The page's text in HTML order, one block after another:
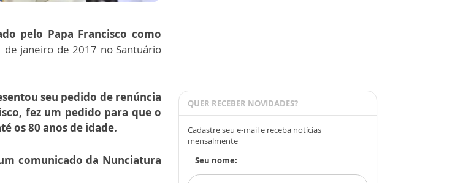
pelo Papa Francisco como
janeiro de 2017 no Santuário
seu pedido de renúncia
fez um pedido para que o
os 80 anos de idade.
comunicado da Nunciatura
QUER RECEBER NOVIDADES?
Cadastre seu e-mail e receba notícias
mensalmente
Seu nome: